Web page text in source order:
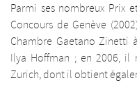
Parmi ses nombreux Prix
Concours de Genève
Chambre Gaetano Zinetti
Ilya Hoffman ; en 2006, il
Zurich, dont il obtient